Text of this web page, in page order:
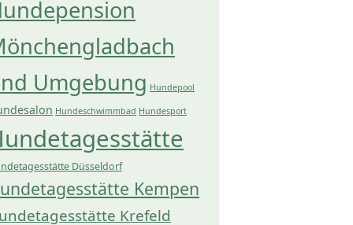
Umgebung Hundepool
Hundeschwimmbad Hundesport
Düsseldorf
Kempen
Krefeld